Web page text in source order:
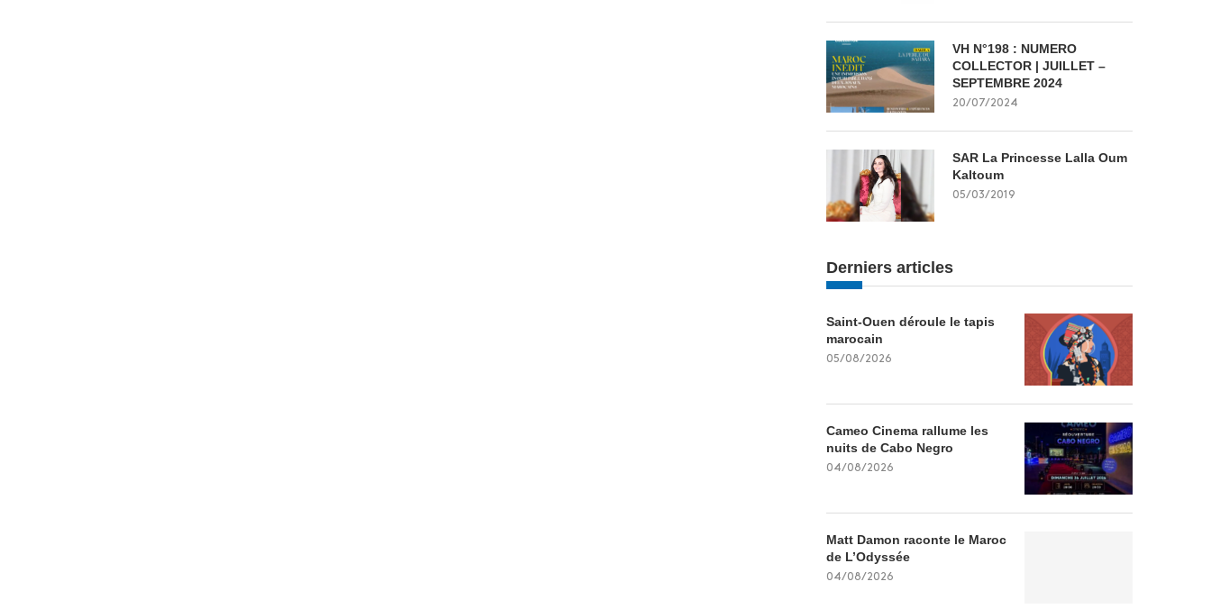
VH N°198 : NUMERO
COLLECTOR | JUILLET –
SEPTEMBRE 2024
20/07/2024
SAR La Princesse Lalla Oum
Kaltoum
05/03/2019
Derniers articles
Saint-Ouen déroule le tapis
marocain
05/08/2026
Cameo Cinema rallume les
nuits de Cabo Negro
04/08/2026
Matt Damon raconte le Maroc
de L’Odyssée
04/08/2026